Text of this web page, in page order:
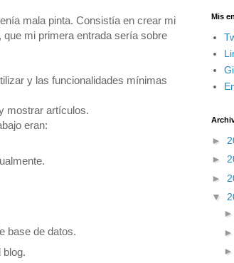
mala pinta. Consistía en crear mi
mi primera entrada sería sobre
y las funcionalidades mínimas
mostrar artículos.
eran:
base de datos.
blog.
Mis
►
►
►
▼